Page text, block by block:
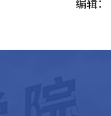
编辑：